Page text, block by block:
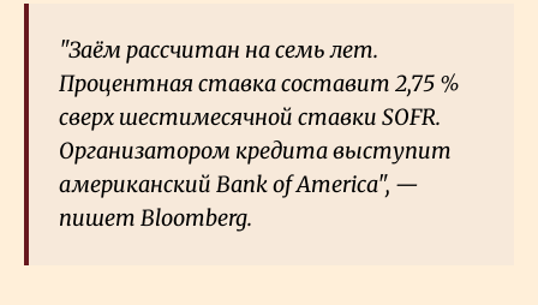
"Заём рассчитан на семь лет.
Процентная ставка составит 2,75 %
сверх шестимесячной ставки SOFR.
Организатором кредита выступит
американский Bank of America", —
пишет Bloomberg.